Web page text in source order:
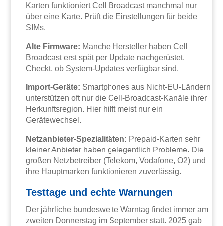
Karten funktioniert Cell Broadcast manchmal nur
über eine Karte. Prüft die Einstellungen für beide
SIMs.
Alte Firmware: Manche Hersteller haben Cell
Broadcast erst spät per Update nachgerüstet.
Checkt, ob System-Updates verfügbar sind.
Import-Geräte: Smartphones aus Nicht-EU-Ländern
unterstützen oft nur die Cell-Broadcast-Kanäle ihrer
Herkunftsregion. Hier hilft meist nur ein
Gerätewechsel.
Netzanbieter-Spezialitäten: Prepaid-Karten sehr
kleiner Anbieter haben gelegentlich Probleme. Die
großen Netzbetreiber (Telekom, Vodafone, O2) und
ihre Hauptmarken funktionieren zuverlässig.
Testtage und echte Warnungen
Der jährliche bundesweite Warntag findet immer am
zweiten Donnerstag im September statt. 2025 gab